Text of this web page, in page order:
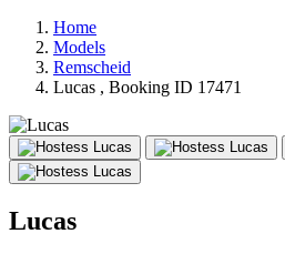
Home
Models
Remscheid
Lucas , Booking ID 17471
Lucas